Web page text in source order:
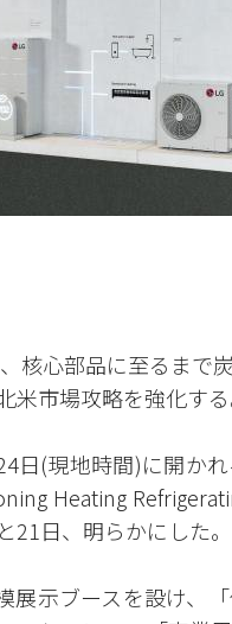
核心部品に至るまで
市場攻略を強化する
日(現地時間)に開か
Heating
日、明らかにした。
展示ブースを設け、